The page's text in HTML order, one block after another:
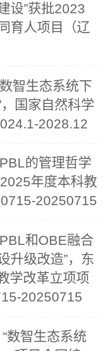
设”获批2023
育人项目（辽
智生态系统下
国家自然科学
2028.12
的管理哲学
年度本科教
20250715
和OBE融合
升级改造”，东
学改革立项项
20250715
数智生态系统